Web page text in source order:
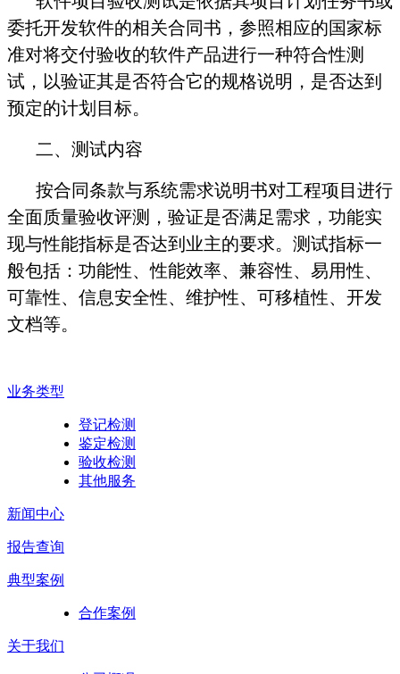
委托开发软件的相关合同书，参照相应的国家标
准对将交付验收的软件产品进行一种符合性测
试，以验证其是否符合它的规格说明，是否达到
预定的计划目标。
二、测试内容
按合同条款与系统需求说明书对工程项目进行
全面质量验收评测，验证是否满足需求，功能实
现与性能指标是否达到业主的要求。测试指标一
般包括：功能性、性能效率、兼容性、易用性、
可靠性、信息安全性、维护性、可移植性、开发
文档等。
业务类型
登记检测
鉴定检测
验收检测
其他服务
新闻中心
报告查询
典型案例
合作案例
关于我们